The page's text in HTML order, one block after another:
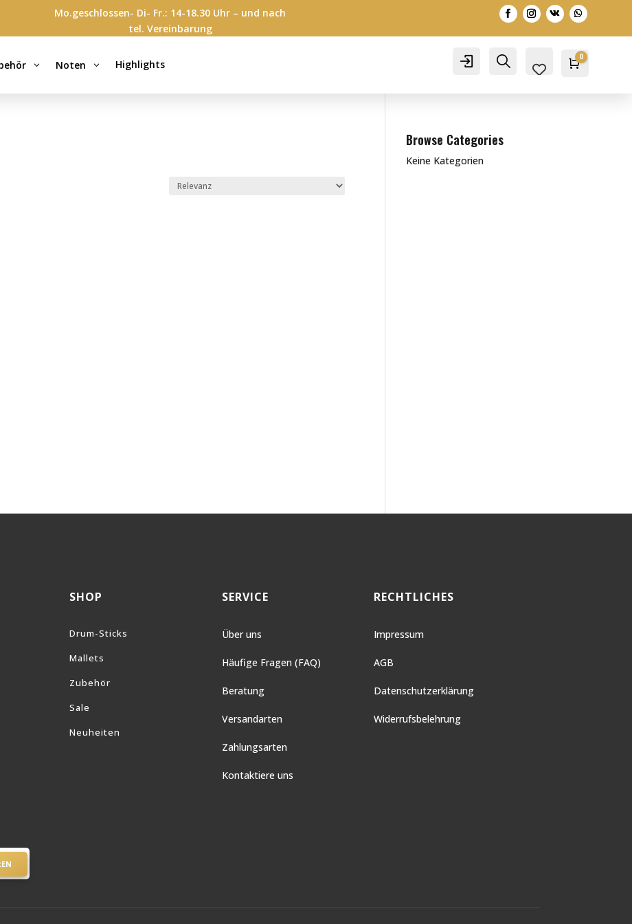
Mo.geschlossen- Di- Fr.: 14-18.30 Uhr – und nach
tel. Vereinbarung
3 Noten 3 Highlights Account Search 0
Browse Categories
Keine Kategorien
SHOP
Drum-Sticks
Mallets
Zubehör
Sale
Neuheiten
SERVICE
Über uns
Häufige Fragen (FAQ)
Beratung
Versandarten
Zahlungsarten
Kontaktiere uns
RECHTLICHES
Impressum
AGB
Datenschutzerklärung
Widerrufsbelehrung